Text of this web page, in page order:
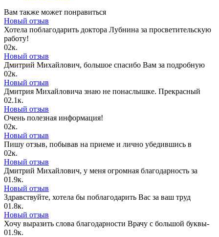
Вам также может понравиться
Новый отзыв
Хотела поблагодарить доктора Лубнина за просветительскую
работу!
02к.
Новый отзыв
Дмитрий Михайлович, большое спасибо Вам за подробную
02к.
Новый отзыв
Дмитрия Михайловича знаю не понаслышке. Прекрасный
02.1к.
Новый отзыв
Очень полезная информация!
02к.
Новый отзыв
Пишу отзыв, побывав на приеме и лично убедившись в
02к.
Новый отзыв
Дмитрий Михайлович, у меня огромная благодарность за
01.9к.
Новый отзыв
Здравствуйте, хотела бы поблагодарить Вас за ваш труд
01.8к.
Новый отзыв
Хочу выразить слова благодарности Врачу с большой буквы-
01.9к.